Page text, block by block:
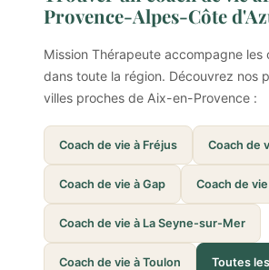
Provence-Alpes-Côte
Mission Thérapeute accompagne les
dans toute la région. Découvrez nos
villes proches de Aix-en-Provence :
Coach de vie à Fréjus Coach de
Coach de vie à Gap Coach de
Coach de vie à La Seyne-sur-Mer
Coach de vie à Toulon Toutes